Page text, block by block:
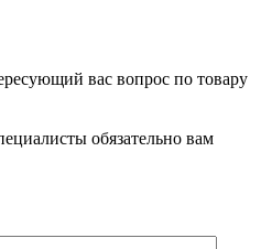
вас вопрос по товару
обязательно вам